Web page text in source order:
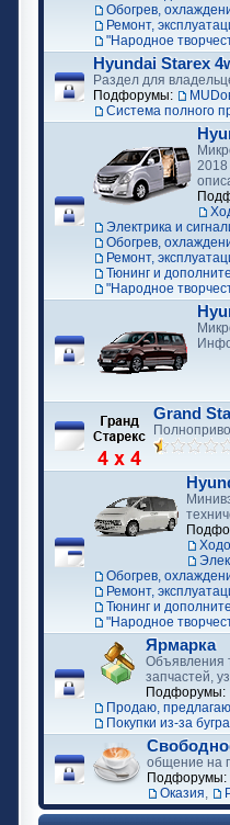
Обогрев,
Ремонт,
"Народное
Hyundai Starex
Раздел для
Подфорумы:
Cистема полного
2018
Электрика и
Обогрев,
Ремонт,
Тюнинг и
"Народное
Grand
Обогрев,
Ремонт,
Тюнинг и
"Народное
Ярмарка
Объявления
запчастей,
Подфорумы:
Продаю, предлагаю
Покупки из-за бугра
общение на
Подфорумы:
Оказия,